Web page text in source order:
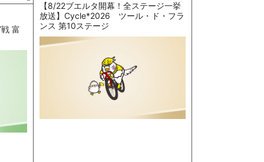
【8/22ブエルタ開幕！全ステージ一挙
放送】Cycle*2026 ツール・ド・フラ
ンス 第10ステージ
富